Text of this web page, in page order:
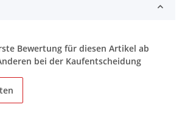
Bewertung für diesen Artikel ab
bei der Kaufentscheidung